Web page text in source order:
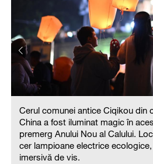
Cerul comunei antice Ciqikou din
China a fost iluminat magic în
premerg Anului Nou al Calului.
cer lampioane electrice
imersivă de vis.